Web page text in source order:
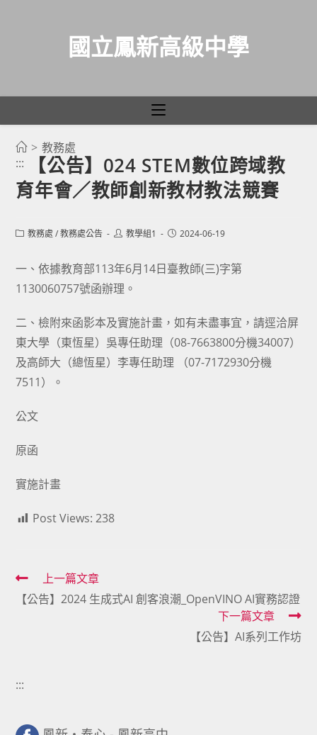
國立鳳新高級中學
> 教務處
:::
【公告】024 STEM數位跨域教
育年會／教師創新教材教法競賽
Post教務處 / 教務處公告
Post教學組1
Post2024-06-19
一、依據教育部113年6月14日臺教師(三)字第
1130060757號函辦理。
二、檢附來函影本及實施計畫，如有未盡事宜，請逕洽屏
東大學（東恆星）吳專任助理（08-7663800分機34007）
及高師大（總恆星）李專任助理 （07-7172930分機
7511）。
公文
原函
實施計畫
Post Views: 238
Read
more
上一篇文章
【公告】2024 生成式AI 創客浪潮_OpenVINO AI實務認證
下一篇文章
【公告】AI系列工作坊
:::